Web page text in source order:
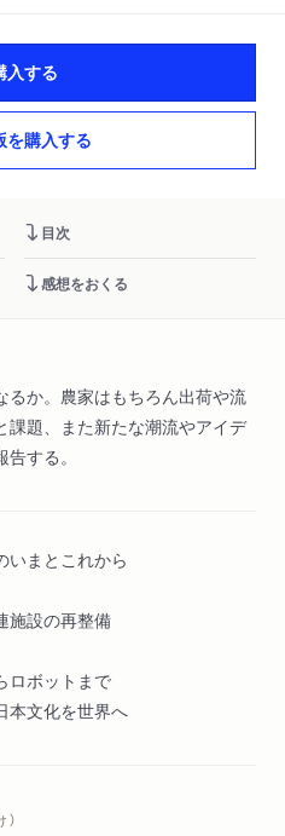
入する
を購入する
目次
感想をおくる
るか。農家はもちろん出荷や流
課題、また新たな潮流やアイデ
する。
まとこれから
設の再整備
ボットまで
文化を世界へ